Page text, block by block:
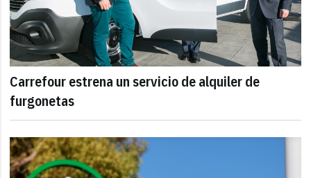
Carrefour estrena un servicio de alquiler de
furgonetas